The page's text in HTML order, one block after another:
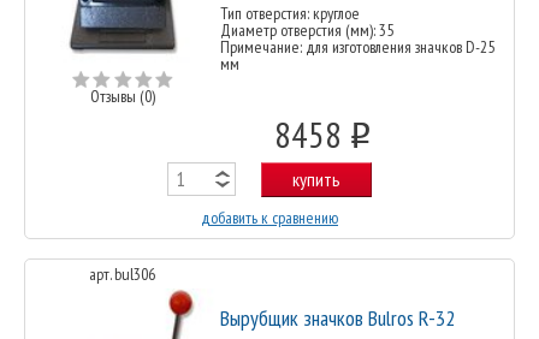
Отзывы (0)
Тип отверстия: круглое
Диаметр отверстия (мм): 35
Примечание: для изготовления значков D-25
мм
8458 o
купить
добавить к сравнению
арт. bul306
Вырубщик значков Bulros R-32